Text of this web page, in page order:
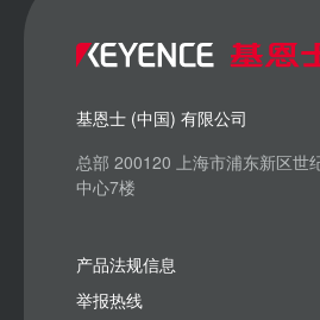
基恩士 (中国) 有限公司
总部 200120 上海市浦东新区世
中心7楼
产品法规信息
举报热线